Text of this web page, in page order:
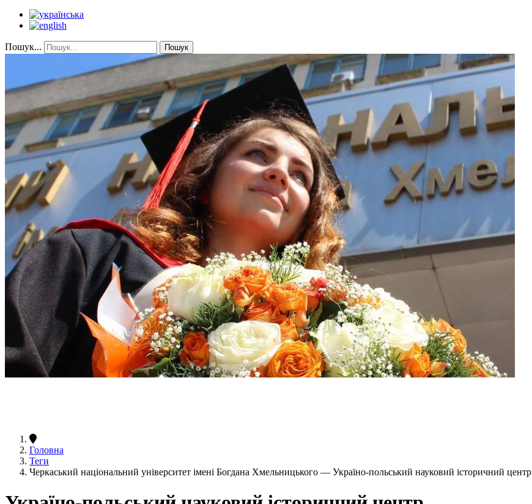
Пошук... Пошук
Головна
Теги
Черкаський національний університет імені Богдана Хмельницького — Україно-польський науковий історичний центр